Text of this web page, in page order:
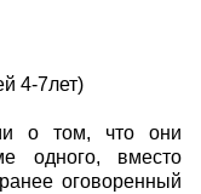
4-7лет)
о том, что они
одного, вместо
оговоренный